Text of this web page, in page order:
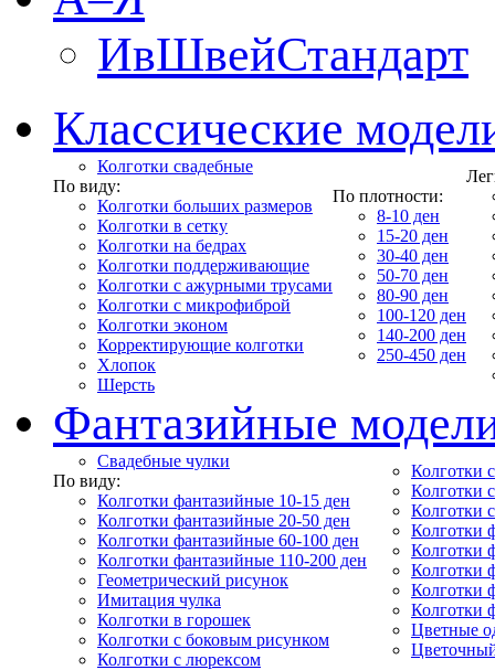
ИвШвейСтандарт
Классические
Колготки свадебные
По виду:
Колготки больших размеров
Колготки в сетку
Колготки на бедрах
Колготки поддерживающие
Колготки с ажурными трусами
Колготки с микрофиброй
Колготки эконом
Корректирующие колготки
Хлопок
Шерсть
По плотности:
8-10 ден
15-20 ден
30-40 ден
50-70 ден
80-90 ден
100-120 ден
140-200 ден
250-450 ден
Фантазийные
Свадебные чулки
По виду:
Колготки фантазийные 10-15 ден
Колготки фантазийные 20-50 ден
Колготки фантазийные 60-100 ден
Колготки фантазийные 110-200 ден
Геометрический рисунок
Имитация чулка
Колготки в горошек
Колготки с боковым рисунком
Колготки с люрексом
Колготки
Колготки
Колготки
Колготки
Колготки
Колготки
Колготки
Колготки
Цветные